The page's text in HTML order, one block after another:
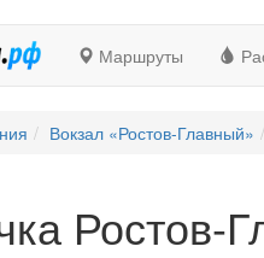
Маршруты
Вокзал «Ростов-Главный»
Ростов-